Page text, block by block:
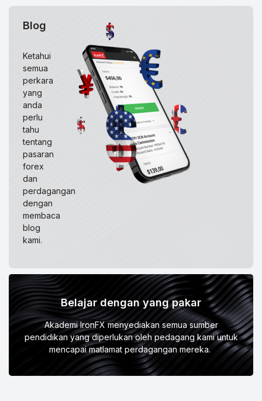
Blog
Ketahui
semua
perkara
yang
anda
perlu
tahu
tentang
pasaran
forex
dan
perdagangan
dengan
membaca
blog
kami.
Belajar dengan yang pakar
Akademi IronFX menyediakan semua sumber
pendidikan yang diperlukan oleh pedagang kami untuk
mencapai matlamat perdagangan mereka.